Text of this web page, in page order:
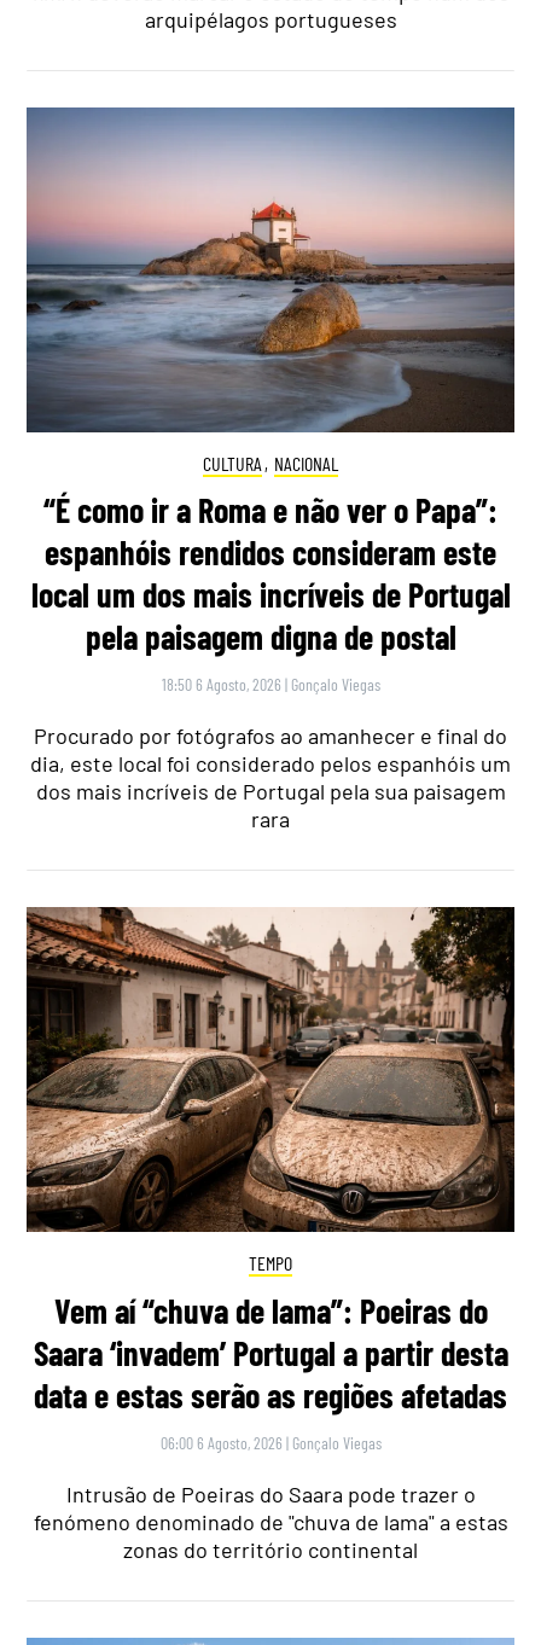
arquipélagos portugueses
CULTURA , NACIONAL
“É como ir a Roma e não ver o Papa”:
espanhóis rendidos consideram este
local um dos mais incríveis de Portugal
pela paisagem digna de postal
18:50 6 Agosto, 2026 | Gonçalo Viegas
Procurado por fotógrafos ao amanhecer e final do
dia, este local foi considerado pelos espanhóis um
dos mais incríveis de Portugal pela sua paisagem
rara
TEMPO
Vem aí “chuva de lama”: Poeiras do
Saara ‘invadem’ Portugal a partir desta
data e estas serão as regiões afetadas
06:00 6 Agosto, 2026 | Gonçalo Viegas
Intrusão de Poeiras do Saara pode trazer o
fenómeno denominado de "chuva de lama" a estas
zonas do território continental